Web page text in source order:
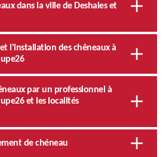
dans la ville de Deshaies et
l'installation des chêneaux à
par un professionnel à
et les localités
de chéneau